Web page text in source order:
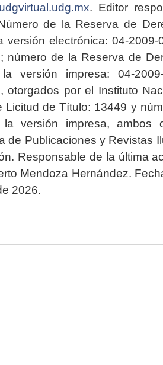
. Editor
de la Reserva de
versión electrónica: 04-2009-
número de la Reserva de
versión impresa: 04-2009-
otorgados por el Instituto
Licitud de Título: 13449 y
versión impresa, ambos
de Publicaciones y Revistas
Responsable de la última
Mendoza Hernández.
2026.